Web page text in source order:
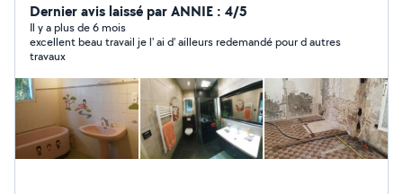
électricité, menuiserie, jardin, piscine, mur de
restanque, terrasse, soudure acier, ...
Dernier avis laissé par ANNIE : 4/5
Il y a plus de 6 mois
excellent beau travail je l' ai d' ailleurs redemandé pour d autres
travaux